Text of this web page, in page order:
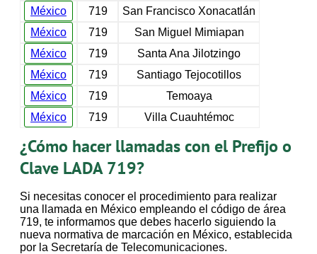
México
719
San Francisco Xonacatlán
México
719
San Miguel Mimiapan
México
719
Santa Ana Jilotzingo
México
719
Santiago Tejocotillos
México
719
Temoaya
México
719 Villa Cuauhtémoc
¿Cómo hacer llamadas con el Prefijo o
Clave LADA 719?
Si necesitas conocer el procedimiento para realizar
una llamada en México empleando el código de área
719, te informamos que debes hacerlo siguiendo la
nueva normativa de marcación en México, establecida
por la Secretaría de Telecomunicaciones.